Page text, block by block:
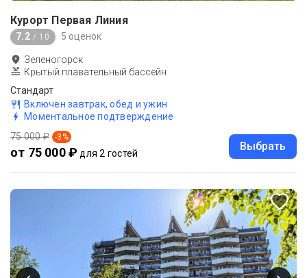
Курорт Первая Линия
7.2 / 10 5 оценок
Зеленогорск
Крытый плавательный бассейн
Стандарт
Включен завтрак, обед и ужин
Моментальное подтверждение
75 000 ₽ -3 %
от 75 000 ₽ для 2 гостей
Выбрать